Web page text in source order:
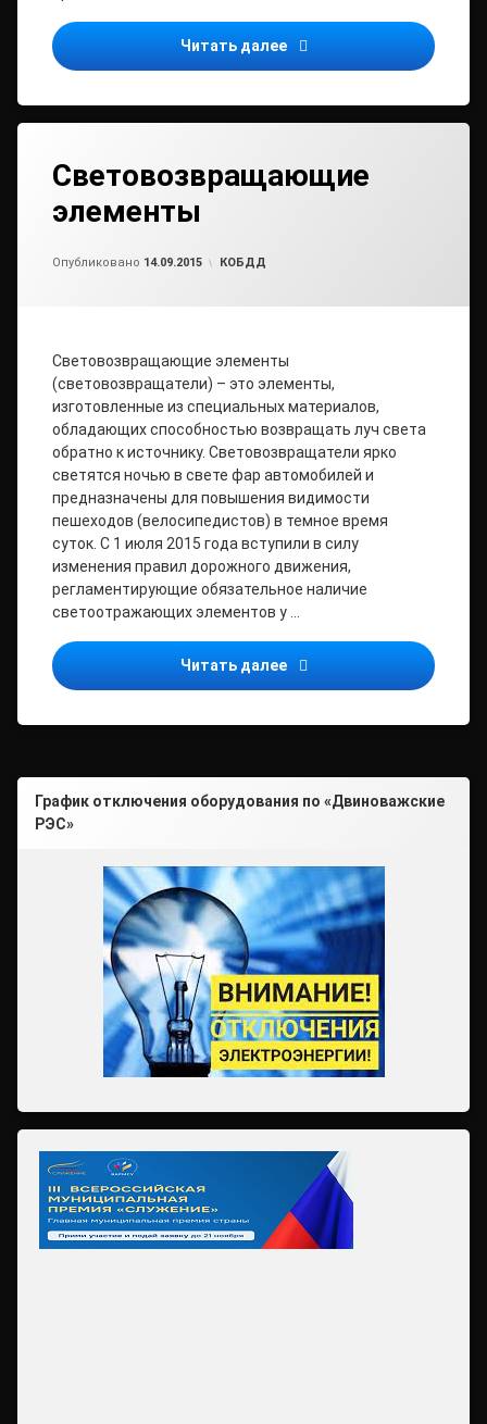
Читать далее Ремень безопасности
Световозвращающие
элементы
Опубликовано 14.09.2015 Рубрики:
КОБДД
Световозвращающие элементы
(световозвращатели) – это элементы,
изготовленные из специальных материалов,
обладающих способностью возвращать луч света
обратно к источнику. Световозвращатели ярко
светятся ночью в свете фар автомобилей и
предназначены для повышения видимости
пешеходов (велосипедистов) в темное время
суток. С 1 июля 2015 года вступили в силу
изменения правил дорожного движения,
регламентирующие обязательное наличие
светоотражающих элементов у …
Читать далее Световозвращающие
График отключения оборудования по «Двиноважские
РЭС»